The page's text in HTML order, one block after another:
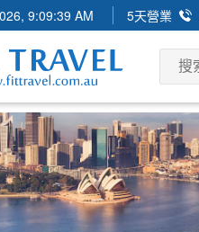
9:09:41 AM 5天營業